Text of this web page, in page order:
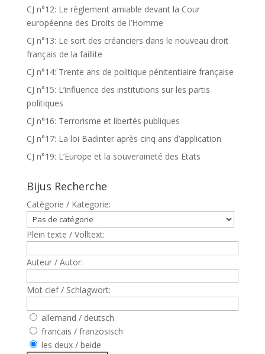
CJ n°12: Le règlement amiable devant la Cour
européenne des Droits de l’Homme
CJ n°13: Le sort des créanciers dans le nouveau droit
français de la faillite
CJ n°14: Trente ans de politique pénitentiaire française
CJ n°15: L’influence des institutions sur les partis
politiques
CJ n°16: Terrorisme et libertés publiques
CJ n°17: La loi Badinter après cinq ans d’application
CJ n°19: L’Europe et la souveraineté des Etats
Bijus Recherche
Catègorie / Kategorie:
Plein texte / Volltext:
Auteur / Autor:
Mot clef / Schlagwort:
allemand / deutsch
francais / französisch
les deux / beide